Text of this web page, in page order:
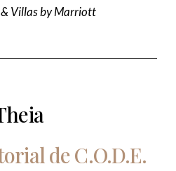
Villas by Marriott
deC.O.D.E.